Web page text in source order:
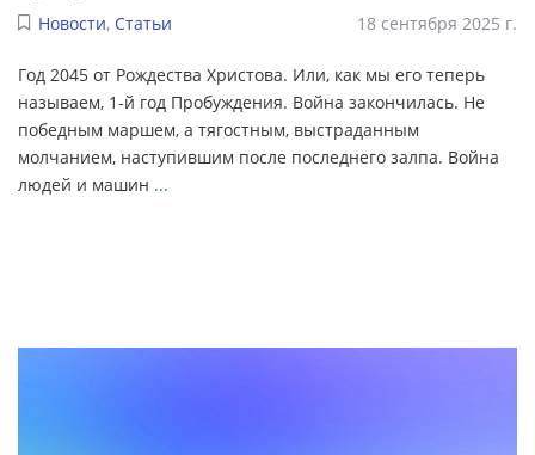
Новости, Статьи 18 сентября 2025 г.
Год 2045 от Рождества Христова. Или, как мы его теперь
называем, 1-й год Пробуждения. Война закончилась. Не
победным маршем, а тягостным, выстраданным
молчанием, наступившим после последнего залпа. Война
людей и машин ...